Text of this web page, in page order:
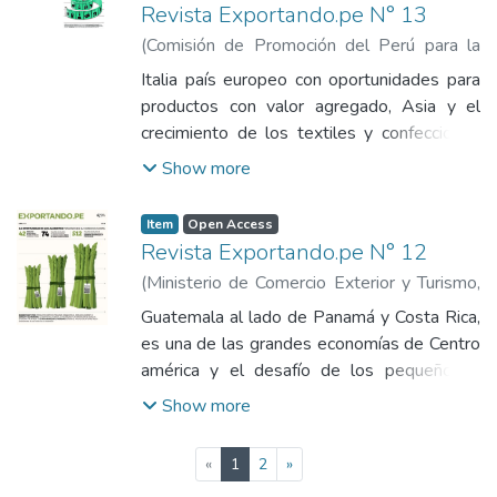
Revista Exportando.pe N° 13
(Comisión de Promoción del Perú para la
Exportación y el Turismo,2015-07-01)
Comisión de Promoción del Perú para la
Exportación y el Turismo
Italia país europeo con oportunidades para
productos con valor agregado, Asia y el
crecimiento de los textiles y confecciones
Made in Perú, Alpaca fiesta y la industria
y las artesanía con la práctica del comercio
justo.
Show more
Item Open Access
Revista Exportando.pe N° 12
(Ministerio de Comercio Exterior y Turismo,
MINCETUR, 2014 )Comisión de Promoción
del Perú para la Exportación y el Turismo
Guatemala al lado de Panamá y Costa Rica,
es una de las grandes economías de Centro
américa y el desafío de los pequeños y
medianos exportadores, Nueva York
el icono de la Amazonía y las exportaciones
de pescados y mariscos al sudeste asiático.
Show more
« 1(current)
2 »